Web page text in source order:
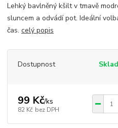
Lehký bavlněný kšilt v tmavě
sluncem a odvádí pot. Ideální
čas. celý popis
Dostupnost
99 Kč/ks
82 Kč bez DPH